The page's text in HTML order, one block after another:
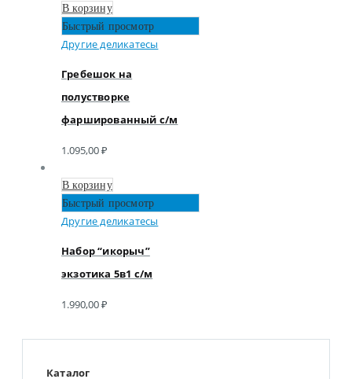
В корзину
Быстрый просмотр
Другие деликатесы
Гребешок на
полустворке
фаршированный с/м
1.095,00₽
В корзину
Быстрый просмотр
Другие деликатесы
Набор “икорыч”
экзотика 5в1 с/м
1.990,00₽
Каталог